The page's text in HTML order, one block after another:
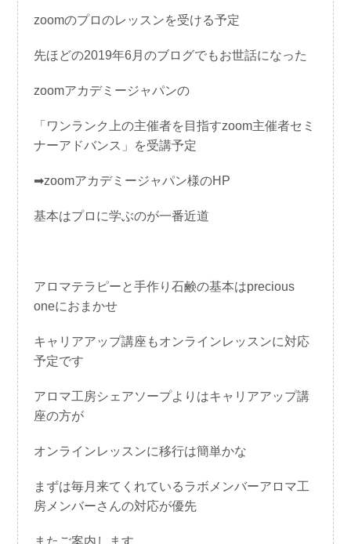
zoomのプロのレッスンを受ける予定
先ほどの2019年6月のブログでもお世話になった
zoomアカデミージャパンの
「ワンランク上の主催者を目指すzoom主催者セミ
ナーアドバンス」を受講予定
➡zoomアカデミージャパン様のHP
基本はプロに学ぶのが一番近道
アロマテラピーと手作り石鹸の基本はprecious
oneにおまかせ
キャリアアップ講座もオンラインレッスンに対応
予定です
アロマ工房シェアソープよりはキャリアアップ講
座の方が
オンラインレッスンに移行は簡単かな
まずは毎月来てくれているラボメンバーアロマ工
房メンバーさんの対応が優先